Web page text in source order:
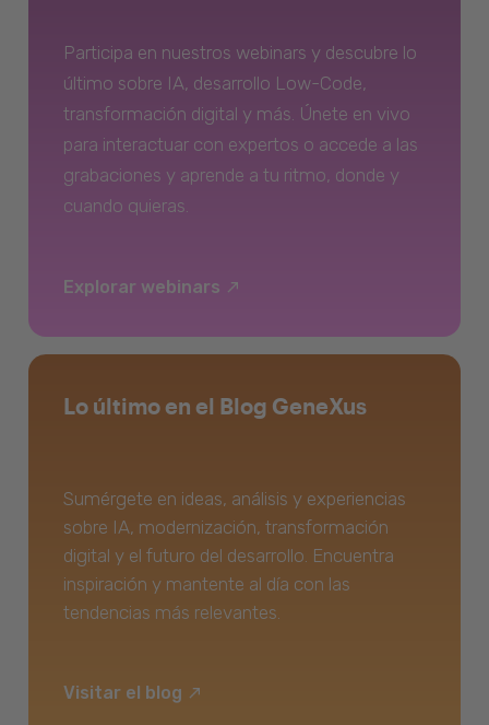
Participa en nuestros webinars y descubre lo
último sobre IA, desarrollo Low-Code,
transformación digital y más. Únete en vivo
para interactuar con expertos o accede a las
grabaciones y aprende a tu ritmo, donde y
cuando quieras.
Explorar webinars
Lo último en el Blog GeneXus
Sumérgete en ideas, análisis y experiencias
sobre IA, modernización, transformación
digital y el futuro del desarrollo. Encuentra
inspiración y mantente al día con las
tendencias más relevantes.
Visitar el blog